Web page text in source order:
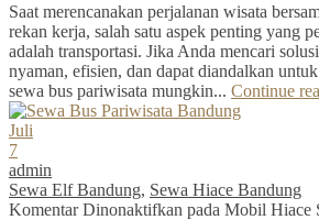
Saat merencanakan perjalanan wisata
rekan kerja, salah satu aspek penting yang
adalah transportasi. Jika Anda mencari
nyaman, efisien, dan dapat diandalkan
sewa bus pariwisata mungkin... Continue
Juli
7
admin
Sewa Elf Bandung, Sewa Hiace Bandung
Komentar Dinonaktifkan pada Mobil Hiace